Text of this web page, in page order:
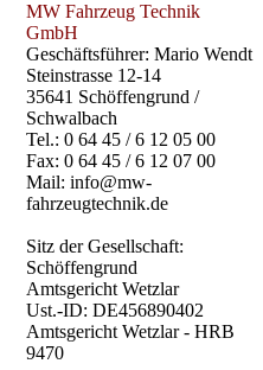
MW Fahrzeug Technik
GmbH
Geschäftsführer: Mario Wendt
Steinstrasse 12-14
35641 Schöffengrund /
Schwalbach
Tel.: 0 64 45 / 6 12 05 00
Fax: 0 64 45 / 6 12 07 00
Mail: info@mw-
fahrzeugtechnik.de
Sitz der Gesellschaft:
Schöffengrund
Amtsgericht Wetzlar
Ust.-ID: DE456890402
Amtsgericht Wetzlar - HRB
9470